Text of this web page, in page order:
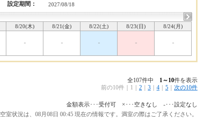
設定期間： 2027/08/18
8/20(木) 8/21(金) 8/22(土) 8/23(日) 8/24(月)
- - - - -
全107件中 1～10件を表示
前の10件
1 2 3 4 5 次の10件
金額表示･･･受付可 ×･･･空きなし -･･･設定なし
空室状況は、08月08日 00:45 現在の情報です。満室の際はご了承ください。